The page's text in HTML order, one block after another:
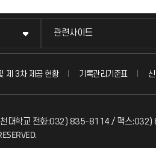
관련사이트
제 3차 제공 현황 기록관리기준표
천대학교 전화:032) 835-8114 / 팩스